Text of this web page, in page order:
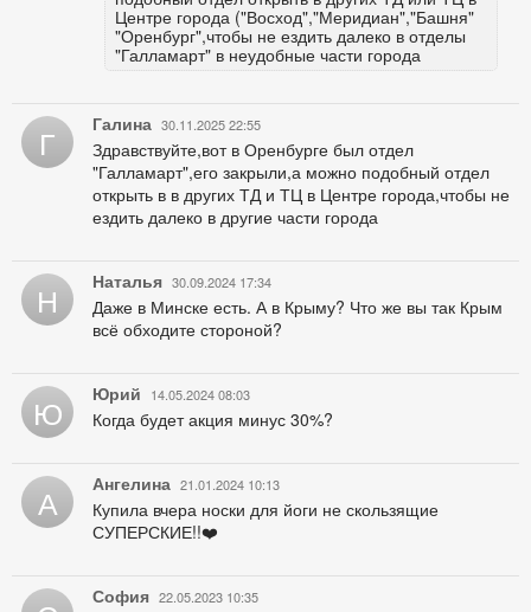
Центре города ("Восход","Меридиан","Башня"
"Оренбург",чтобы не ездить далеко в отделы
"Галламарт" в неудобные части города
Г Галина 30.11.2025 22:55
Здравствуйте,вот в Оренбурге был отдел
"Галламарт",его закрыли,а можно подобный отдел
открыть в в других ТД и ТЦ в Центре города,чтобы не
ездить далеко в другие части города
Н Наталья 30.09.2024 17:34
Даже в Минске есть. А в Крыму? Что же вы так Крым
всё обходите стороной?
Ю Юрий 14.05.2024 08:03
Когда будет акция минус 30%?
А Ангелина 21.01.2024 10:13
Купила вчера носки для йоги не скользящие
СУПЕРСКИЕ!!❤️
София 22.05.2023 10:35